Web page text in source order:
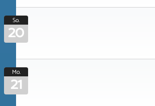
So.
20
Mo.
21